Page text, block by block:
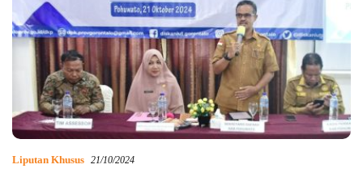
Liputan Khusus 21/10/2024